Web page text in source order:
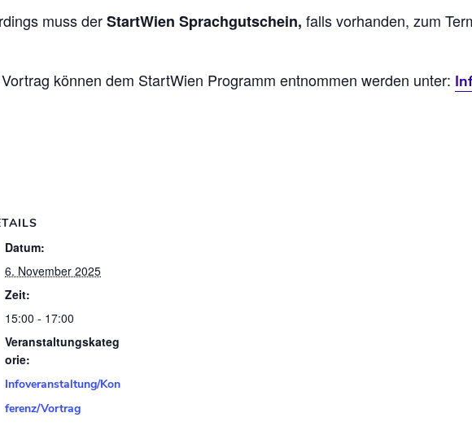
muss derStartWien Sprachgutschein, falls vorhanden, zum
können dem StartWien Programm entnommen werden unter:
Datum:
6. November 2025
Zeit:
15:00 - 17:00
Veranstaltungskateg
orie:
Infoveranstaltung/Kon
ferenz/Vortrag